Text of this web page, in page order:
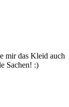
mir das Kleid auch
Sachen! :)